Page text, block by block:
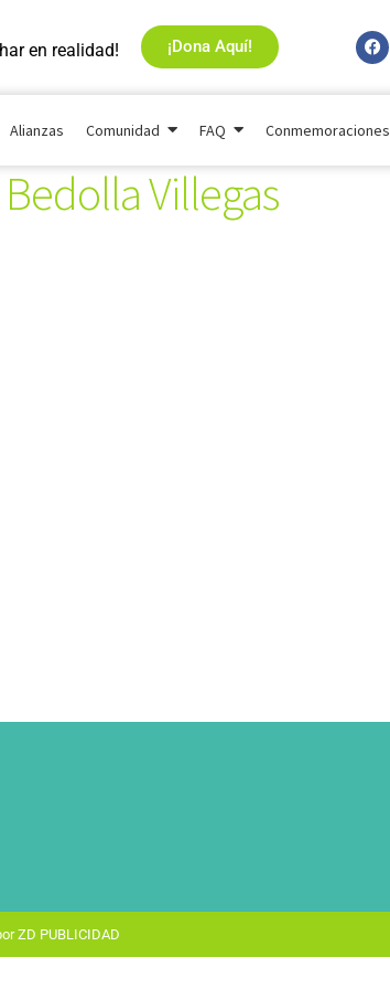
en realidad! ¡Dona Aquí!
Alianzas Comunidad FAQ Conmemoraciones
Villegas
ZD PUBLICIDAD